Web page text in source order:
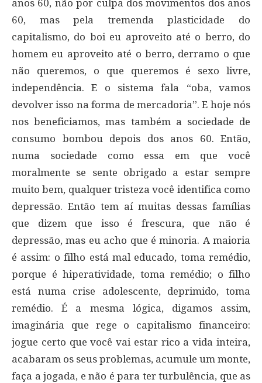
anos 60, não por culpa dos movimentos dos anos
60, mas pela tremenda plasticidade do
capitalismo, do boi eu aproveito até o berro, do
homem eu aproveito até o berro, derramo o que
não queremos, o que queremos é sexo livre,
independência. E o sistema fala “oba, vamos
devolver isso na forma de mercadoria”. E hoje nós
nos beneficiamos, mas também a sociedade de
consumo bombou depois dos anos 60. Então,
numa sociedade como essa em que você
moralmente se sente obrigado a estar sempre
muito bem, qualquer tristeza você identifica como
depressão. Então tem aí muitas dessas famílias
que dizem que isso é frescura, que não é
depressão, mas eu acho que é minoria. A maioria
é assim: o filho está mal educado, toma remédio,
porque é hiperatividade, toma remédio; o filho
está numa crise adolescente, deprimido, toma
remédio. É a mesma lógica, digamos assim,
imaginária que rege o capitalismo financeiro:
jogue certo que você vai estar rico a vida inteira,
acabaram os seus problemas, acumule um monte,
faça a jogada, e não é para ter turbulência, que as